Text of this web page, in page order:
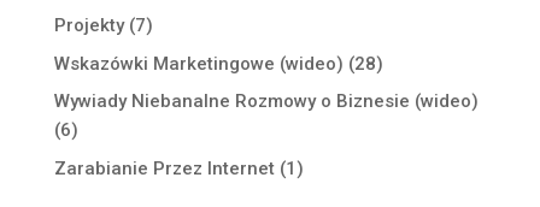
Projekty(7)
Wskazówki Marketingowe (wideo) (28)
Wywiady Niebanalne Rozmowy o Biznesie (wideo)
(6)
Zarabianie Przez Internet(1)